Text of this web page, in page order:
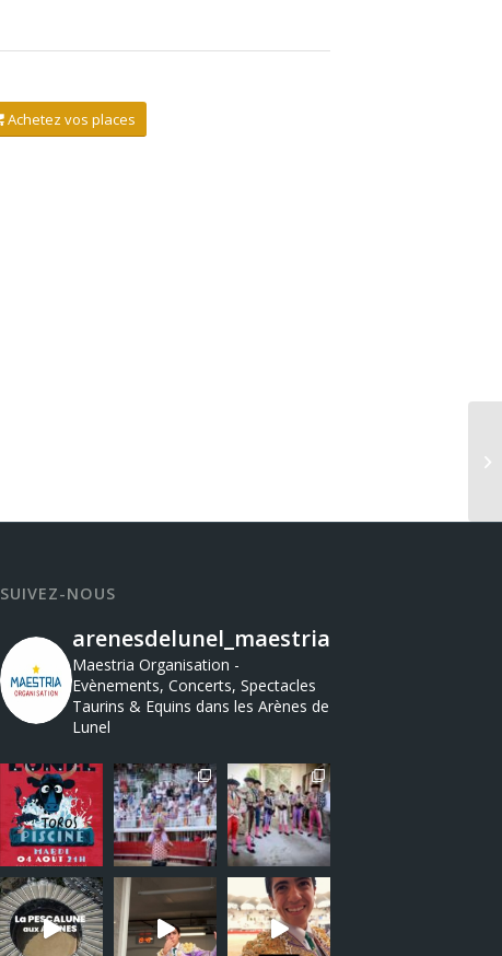
Achetez vos places
SUIVEZ-NOUS
arenesdelunel_maestria
Maestria Organisation -
Evènements, Concerts, Spectacles
Taurins & Equins dans les Arènes de
Lunel